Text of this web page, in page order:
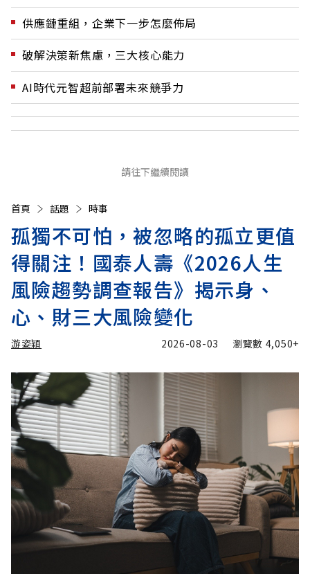
供應鏈重組，企業下一步怎麼佈局
破解決策新焦慮，三大核心能力
AI時代元智超前部署未來競爭力
請往下繼續閱讀
首頁 話題 時事
孤獨不可怕，被忽略的孤立更值
得關注！國泰人壽《2026人生
風險趨勢調查報告》揭示身、
心、財三大風險變化
游姿穎 2026-08-03 瀏覽數 4,050+